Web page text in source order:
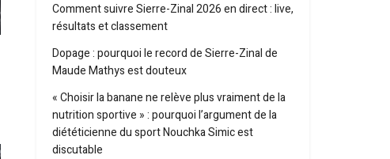
Comment suivre Sierre-Zinal 2026 en direct : live,
résultats et classement
Dopage : pourquoi le record de Sierre-Zinal de
Maude Mathys est douteux
« Choisir la banane ne relève plus vraiment de la
nutrition sportive » : pourquoi l’argument de la
diététicienne du sport Nouchka Simic est
discutable